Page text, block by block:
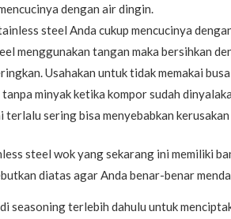
dengan air dingin.
steel Anda cukup mencucinya
menggunakan tangan maka bersihkan
Usahakan untuk tidak memakai
minyak ketika kompor sudah
sering bisa menyebabkan
steel wok yang sekarang ini memiliki
diatas agar Anda benar-benar
seasoning terlebih dahulu untuk